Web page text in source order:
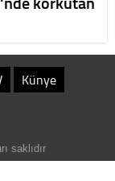
Künye
saklıdır